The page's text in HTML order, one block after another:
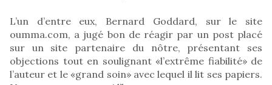
L’un d’entre eux, Bernard Goddard, sur le site
oumma.com, a jugé bon de réagir par un post placé
sur un site partenaire du nôtre, présentant ses
objections tout en soulignant «l’extrême fiabilité» de
l’auteur et le «grand soin» avec lequel il lit ses papiers.